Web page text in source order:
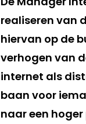
realiseren van
hiervan op de
verhogen van
internet als
baan voor
naar een